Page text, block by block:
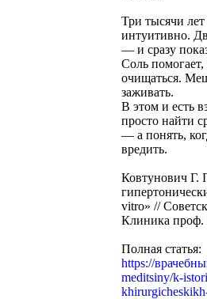
Три тысячи
интуитивно.
— и сразу
Соль
очищаться.
заживать.
В этом и есть
просто найти
— а понять,
вредить.
Ковтунович Г.
vitro» //
Клиника проф.
Полная статья:
https://
meditsiny/k-